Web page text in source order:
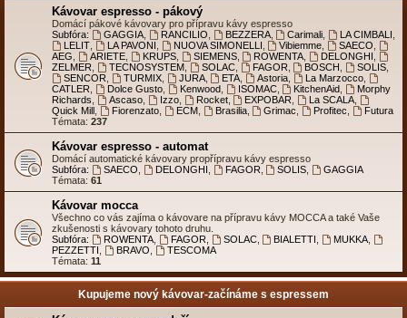
Kávovar espresso - pákový
Domácí pákové kávovary pro přípravu kávy espresso
Subfóra:
GAGGIA, RANCILIO BEZZERA, Carimali LA CIMBALI
LELIT, LA PAVONI NUOVA SIMONELLI Vibiemme SAECO
AEG
ARIETE, KRUPS, SIEMENS, ROWENTA DELONGHI
ZELMER
TECNOSYSTEM, SOLAC, FAGOR BOSCH SOLIS
SENCOR
TURMIX, JURA, ETA Astoria La Marzocco
CATLER
Dolce Gusto, Kenwood, ISOMAC, KitchenAid
Morphy
Richards
Ascaso, Izzo, Rocket, EXPOBAR La SCALA
Quick Mill
Fiorenzato, ECM, Brasilia, Grimac Profitec
Futura
Témata: 237
Kávovar espresso - automat
Domácí automatické kávovary propřípravu kávy espresso
Subfóra:
SAECO DELONGHI FAGOR SOLIS
GAGGIA
Témata: 61
Kávovar mocca
Všechno co vás zajíma o kávovare na přípravu kávy MOCCA a také Vaše
zkušenosti s kávovary tohoto druhu.
Subfóra:
ROWENTA, FAGOR SOLAC, BIALETTI MUKKA
PEZZETTI
BRAVO
TESCOMA
Témata: 11
Kupujeme nový kávovar-začínáme s espressem